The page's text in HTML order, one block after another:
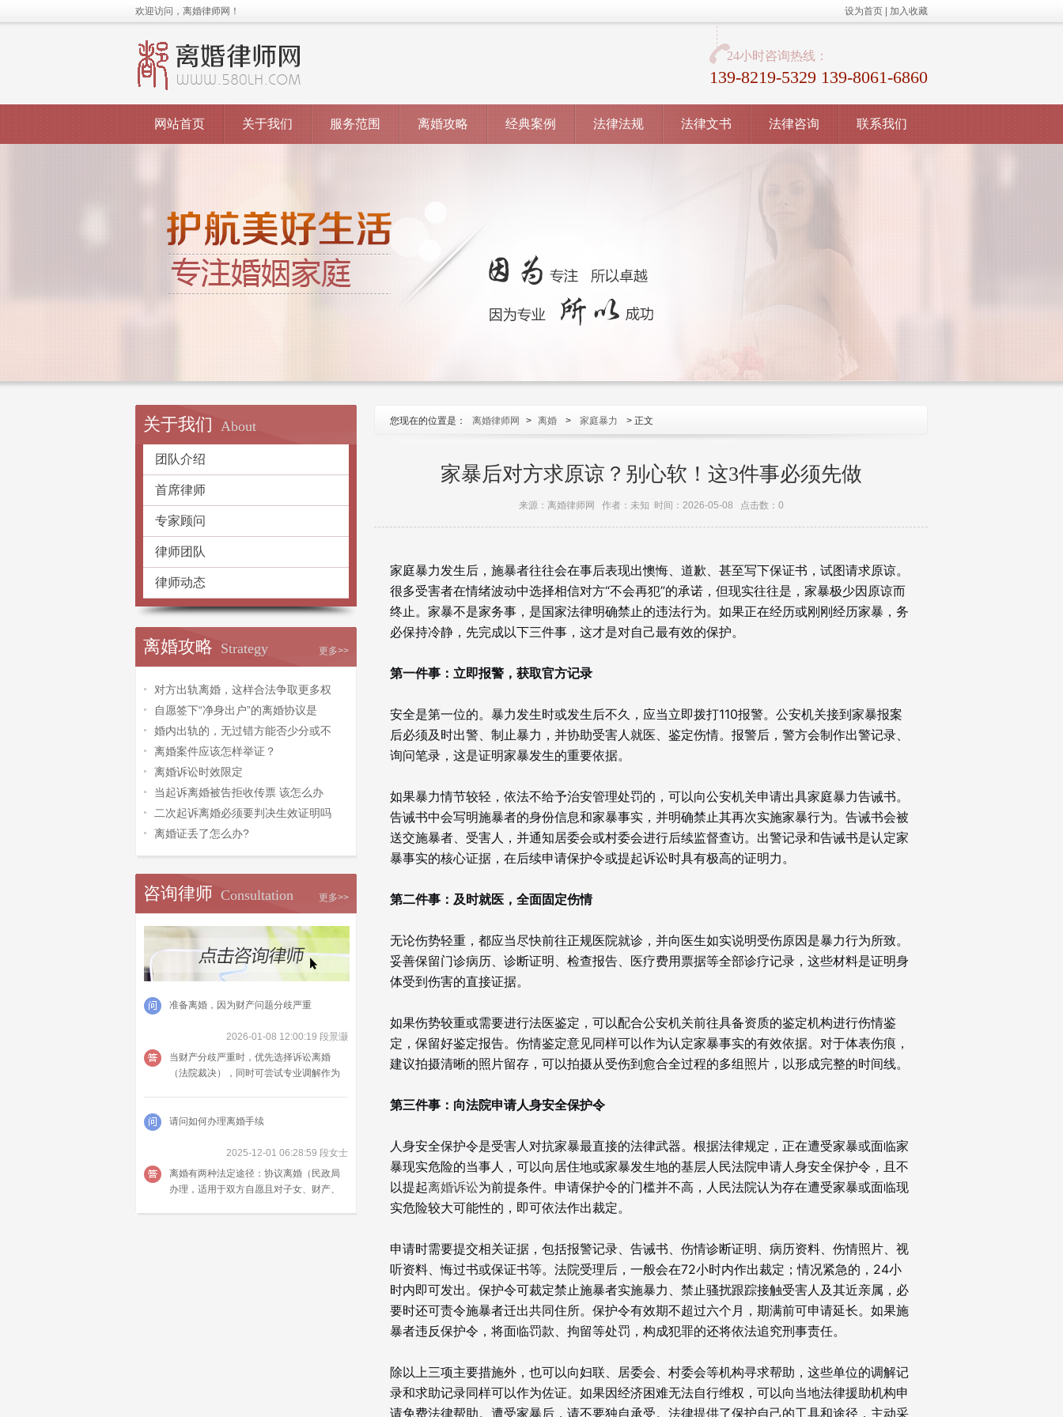
欢迎访问，离婚律师网！ 设为首页 加入收藏
24小时咨询热线：
139-8219-5329 139-8061-6860
网站首页 关于我们 服务范围 离婚攻略 经典案例 法律法规 法律文书 法律咨询 联系我们
关于我们 About
团队介绍
首席律师
专家顾问
律师团队
律师动态
离婚攻略 Strategy 更多>>
对方出轨离婚，这样合法争取更多权
自愿签下“净身出户”的离婚协议是
婚内出轨的，无过错方能否少分或不
离婚案件应该怎样举证？
离婚诉讼时效限定
当起诉离婚被告拒收传票 该怎么办
二次起诉离婚必须要判决生效证明吗
离婚证丢了怎么办?
咨询律师 Consultation 更多>>
准备离婚，因为财产问题分歧严重
2026-01-08 12:00:19 段景灏
当财产分歧严重时，优先选择诉讼离婚
（法院裁决），同时可尝试专业调解作为
张分割。
请问如何办理离婚手续
2025-12-01 06:28:59 段女士
离婚有两种法定途径：协议离婚（民政局
办理，适用于双方自愿且对子女、财产、
您现在的位置是： 离婚律师网 > 离婚 > 家庭暴力 > 正文
家暴后对方求原谅？别心软！这3件事必须先做
来源：离婚律师网 作者：未知 时间：2026-05-08 点击数：0
家庭暴力发生后，施暴者往往会在事后表现出懊悔、道歉、甚至写下保证书，试图请求原谅。
很多受害者在情绪波动中选择相信对方“不会再犯”的承诺，但现实往往是，家暴极少因原谅而
终止。家暴不是家务事，是国家法律明确禁止的违法行为。如果正在经历或刚刚经历家暴，务
必保持冷静，先完成以下三件事，这才是对自己最有效的保护。
第一件事：立即报警，获取官方记录
安全是第一位的。暴力发生时或发生后不久，应当立即拨打110报警。公安机关接到家暴报案
后必须及时出警、制止暴力，并协助受害人就医、鉴定伤情。报警后，警方会制作出警记录、
询问笔录，这是证明家暴发生的重要依据。
如果暴力情节较轻，依法不给予治安管理处罚的，可以向公安机关申请出具家庭暴力告诫书。
告诫书中会写明施暴者的身份信息和家暴事实，并明确禁止其再次实施家暴行为。告诫书会被
送交施暴者、受害人，并通知居委会或村委会进行后续监督查访。出警记录和告诫书是认定家
暴事实的核心证据，在后续申请保护令或提起诉讼时具有极高的证明力。
第二件事：及时就医，全面固定伤情
无论伤势轻重，都应当尽快前往正规医院就诊，并向医生如实说明受伤原因是暴力行为所致。
妥善保留门诊病历、诊断证明、检查报告、医疗费用票据等全部诊疗记录，这些材料是证明身
体受到伤害的直接证据。
如果伤势较重或需要进行法医鉴定，可以配合公安机关前往具备资质的鉴定机构进行伤情鉴
定，保留好鉴定报告。伤情鉴定意见同样可以作为认定家暴事实的有效依据。对于体表伤痕，
建议拍摄清晰的照片留存，可以拍摄从受伤到愈合全过程的多组照片，以形成完整的时间线。
第三件事：向法院申请人身安全保护令
人身安全保护令是受害人对抗家暴最直接的法律武器。根据法律规定，正在遭受家暴或面临家
暴现实危险的当事人，可以向居住地或家暴发生地的基层人民法院申请人身安全保护令，且不
以提起离婚诉讼为前提条件。申请保护令的门槛并不高，人民法院认为存在遭受家暴或面临现
实危险较大可能性的，即可依法作出裁定。
申请时需要提交相关证据，包括报警记录、告诫书、伤情诊断证明、病历资料、伤情照片、视
听资料、悔过书或保证书等。法院受理后，一般会在72小时内作出裁定；情况紧急的，24小
时内即可发出。保护令可裁定禁止施暴者实施暴力、禁止骚扰跟踪接触受害人及其近亲属，必
要时还可责令施暴者迁出共同住所。保护令有效期不超过六个月，期满前可申请延长。如果施
暴者违反保护令，将面临罚款、拘留等处罚，构成犯罪的还将依法追究刑事责任。
除以上三项主要措施外，也可以向妇联、居委会、村委会等机构寻求帮助，这些单位的调解记
录和求助记录同样可以作为佐证。如果因经济困难无法自行维权，可以向当地法律援助机构申
请免费法律帮助。遭受家暴后，请不要独自承受。法律提供了保护自己的工具和途径，主动采